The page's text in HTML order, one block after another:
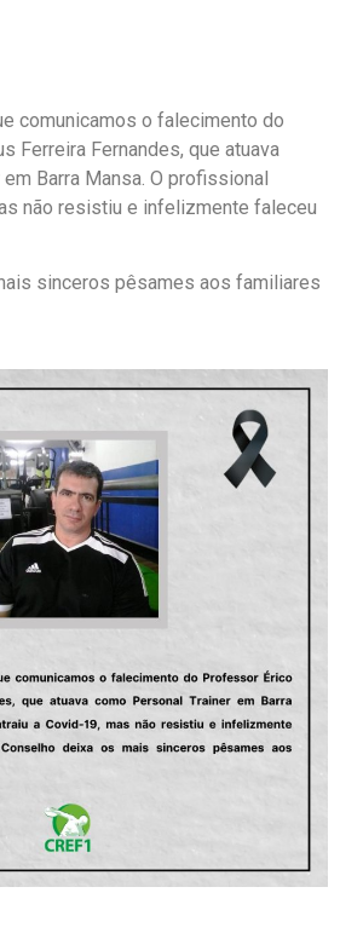
comunicamos o falecimento do
Ferreira Fernandes, que atuava
Barra Mansa. O profissional
não resistiu e infelizmente faleceu
sinceros pêsames aos familiares